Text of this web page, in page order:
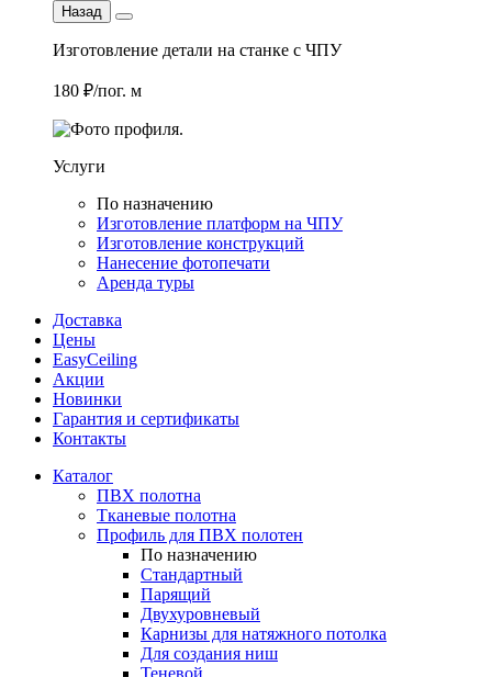
Назад
Изготовление детали на станке с ЧПУ
180 ₽/пог. м
Услуги
По назначению
Изготовление платформ на ЧПУ
Изготовление конструкций
Нанесение фотопечати
Аренда туры
Доставка
Цены
EasyCeiling
Акции
Новинки
Гарантия и сертификаты
Контакты
Каталог
ПВХ полотна
Тканевые полотна
Профиль для ПВХ полотен
По назначению
Стандартный
Парящий
Двухуровневый
Карнизы для натяжного потолка
Для создания ниш
Теневой